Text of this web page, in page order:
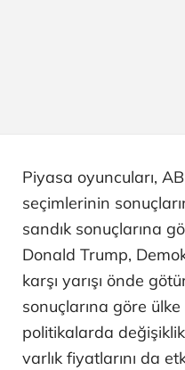
Piyasa oyuncuları,
seçimlerinin
sandık sonuçlarına
Donald Trump,
karşı yarışı önde
sonuçlarına göre
politikalarda
varlık fiyatlarını da